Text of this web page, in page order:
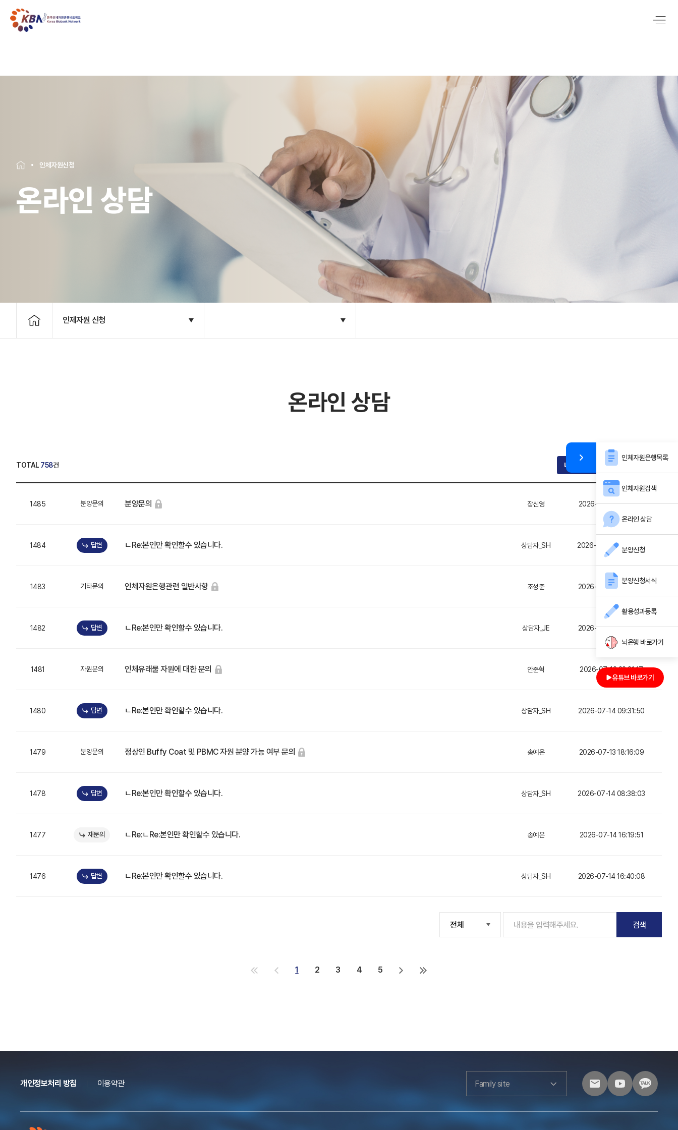
인체자원신청
온라인 상담
인제자원 신청
온라인 상담
TOTAL 758건 나의 상담보기
1485 분양문의 분양문의 장신영 2026-07-24 23:01:33
1484 답변 ㄴRe:본인만 확인할수 있습니다. 상담자_SH 2026-07-27 08:52:28
1483 기타문의 인체자원은행관련 일반사항 조성준 2026-07-22 15:03:47
1482 답변 ㄴRe:본인만 확인할수 있습니다. 상담자_JE 2026-07-22 16:08:02
1481 자원문의 인체유래물 자원에 대한 문의 안준혁 2026-07-13 22:21:17
1480 답변 ㄴRe:본인만 확인할수 있습니다. 상담자_SH 2026-07-14 09:31:50
1479 분양문의 정상인 Buffy Coat 및 PBMC 자원 분양 가능 여부 문의 송예은 2026-07-13 18:16:09
1478 답변 ㄴRe:본인만 확인할수 있습니다. 상담자_SH 2026-07-14 08:38:03
1477 재문의 ㄴRe:ㄴRe:본인만 확인할수 있습니다. 송예은 2026-07-14 16:19:51
1476 답변 ㄴRe:본인만 확인할수 있습니다. 상담자_SH 2026-07-14 16:40:08
검색
1 2 3 4
5
개인정보처리 방침 이용약관 Family site
인체자원은행목록
인체자원검색
온라인 상담
분양신청
분양신청서식
활용성과등록
뇌은행 바로가기
유튜브 바로가기